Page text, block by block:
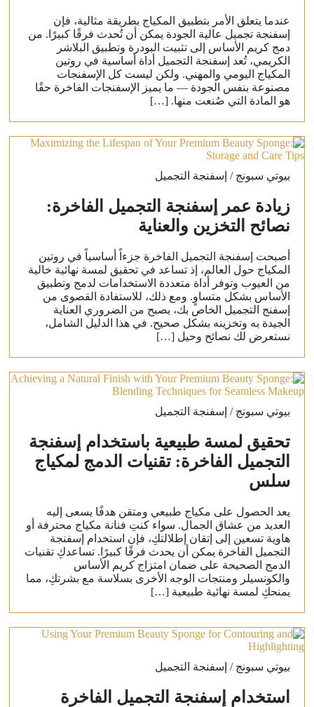
عندما يتعلق الأمر بتطبيق المكياج بطريقة مثالية، فإن
إسفنجة تجميل عالية الجودة يمكن أن تُحدث فرقًا كبيرًا. من
دمج كريم الأساس إلى تثبيت البودرة وتطبيق البلاشر
الكريمي، تُعد إسفنجة التجميل أداة أساسية في روتين
المكياج اليومي والمهني. ولكن ليست كل الإسفنجات
مصنوعة بنفس الجودة — ما يميز الإسفنجات الفاخرة حقًا
هو المادة التي صُنعت منها. […]
بيوتي سبونج / إسفنجة التجميل
زيادة عمر إسفنجة التجميل الفاخرة:
نصائح التخزين والعناية
أصبحت إسفنجة التجميل الفاخرة جزءاً أساسياً في روتين
المكياج حول العالم، إذ تساعد في تحقيق لمسة نهائية خالية
من العيوب وتوفر أداة متعددة الاستخدامات لدمج وتطبيق
الأساس بشكل متساوٍ. ومع ذلك، للاستفادة القصوى من
إسفنج التجميل الخاص بك، يصبح من الضروري العناية
الجيدة به وتخزينه بشكل صحيح. في هذا الدليل الشامل،
نستعرض لك نصائح وحيل […]
بيوتي سبونج / إسفنجة التجميل
تحقيق لمسة طبيعية باستخدام إسفنجة
التجميل الفاخرة: تقنيات الدمج لمكياج
سلس
يعد الحصول على مكياج طبيعي ومتقن هدفًا يسعى إليه
العديد من عشاق الجمال. سواء كنتِ فنانة مكياج محترفة أو
هاوية تسعين إلى إتقان إطلالتكِ، فإن استخدام إسفنجة
التجميل الفاخرة يمكن أن يحدث فرقًا كبيرًا. تساعدكِ تقنيات
الدمج الصحيحة على ضمان امتزاج كريم الأساس
والكونسيلر ومنتجات الوجه الأخرى بسلاسة مع بشرتكِ، مما
يمنحكِ لمسة نهائية طبيعية […]
بيوتي سبونج / إسفنجة التجميل
استخدام إسفنجة التجميل الفاخرة